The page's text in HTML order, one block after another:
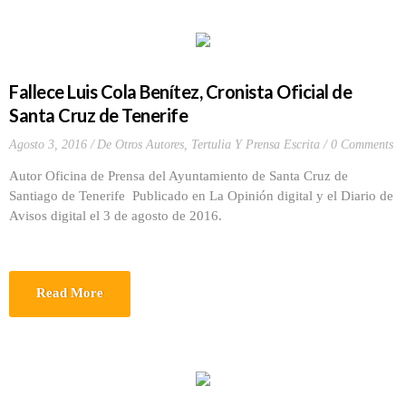
Fallece Luis Cola Benítez, Cronista Oficial de
Santa Cruz de Tenerife
Agosto 3, 2016 De Otros Autores, Tertulia Y Prensa Escrita 0 Comments
Autor Oficina de Prensa del Ayuntamiento de Santa Cruz de
Santiago de Tenerife Publicado en La Opinión digital y el Diario de
Avisos digital el 3 de agosto de 2016.
Read More